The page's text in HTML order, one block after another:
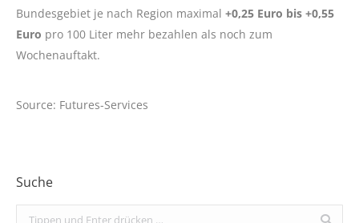
Bundesgebiet je nach Region maximal +0,25 Euro bis +0,55
Euro pro 100 Liter mehr bezahlen als noch zum
Wochenauftakt.
Source: Futures-Services
Suche
Search: